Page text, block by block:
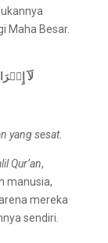
Maha Besar.
لَآ
yang sesat.
Qur’an,
manusia,
mereka
sendiri.